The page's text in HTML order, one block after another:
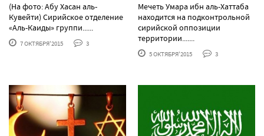
(На фото: Абу Хасан аль-
Кувейти) Сирийское отделение
«Аль-Каиды» группи......
7 ОКТЯБРЯ'2015 3
Мечеть Умара ибн аль-Хаттаба
находится на подконтрольной
сирийской оппозиции
территории.......
5 ОКТЯБРЯ'2015 3